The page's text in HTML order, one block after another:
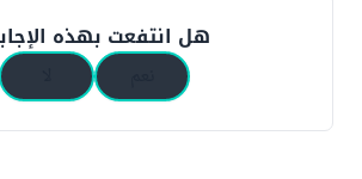
هل انتفعت بهذه